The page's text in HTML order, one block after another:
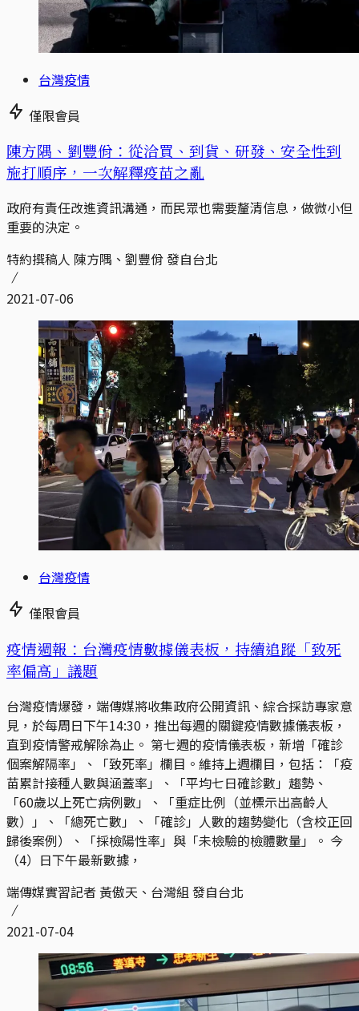
台灣疫情
僅限會員
陳方隅、劉豐佾：從洽買、到貨、研發、安全性到
施打順序，一次解釋疫苗之亂
政府有責任改進資訊溝通，而民眾也需要釐清信息，做微小但
重要的決定。
特約撰稿人 陳方隅、劉豐佾 發自台北
2021-07-06
台灣疫情
僅限會員
疫情週報：台灣疫情數據儀表板，持續追蹤「致死
率偏高」議題
台灣疫情爆發，端傳媒將收集政府公開資訊、綜合採訪專家意
見，於每周日下午14:30，推出每週的關鍵疫情數據儀表板，
直到疫情警戒解除為止。 第七週的疫情儀表板，新增「確診
個案解隔率」、「致死率」欄目。維持上週欄目，包括：「疫
苗累計接種人數與涵蓋率」、「平均七日確診數」趨勢、
「60歲以上死亡病例數」、「重症比例（並標示出高齡人
數）」、「總死亡數」、「確診」人數的趨勢變化（含校正回
歸後案例）、「採檢陽性率」與「未檢驗的檢體數量」。 今
（4）日下午最新數據，
端傳媒實習記者 黃傲天、台灣組 發自台北
2021-07-04